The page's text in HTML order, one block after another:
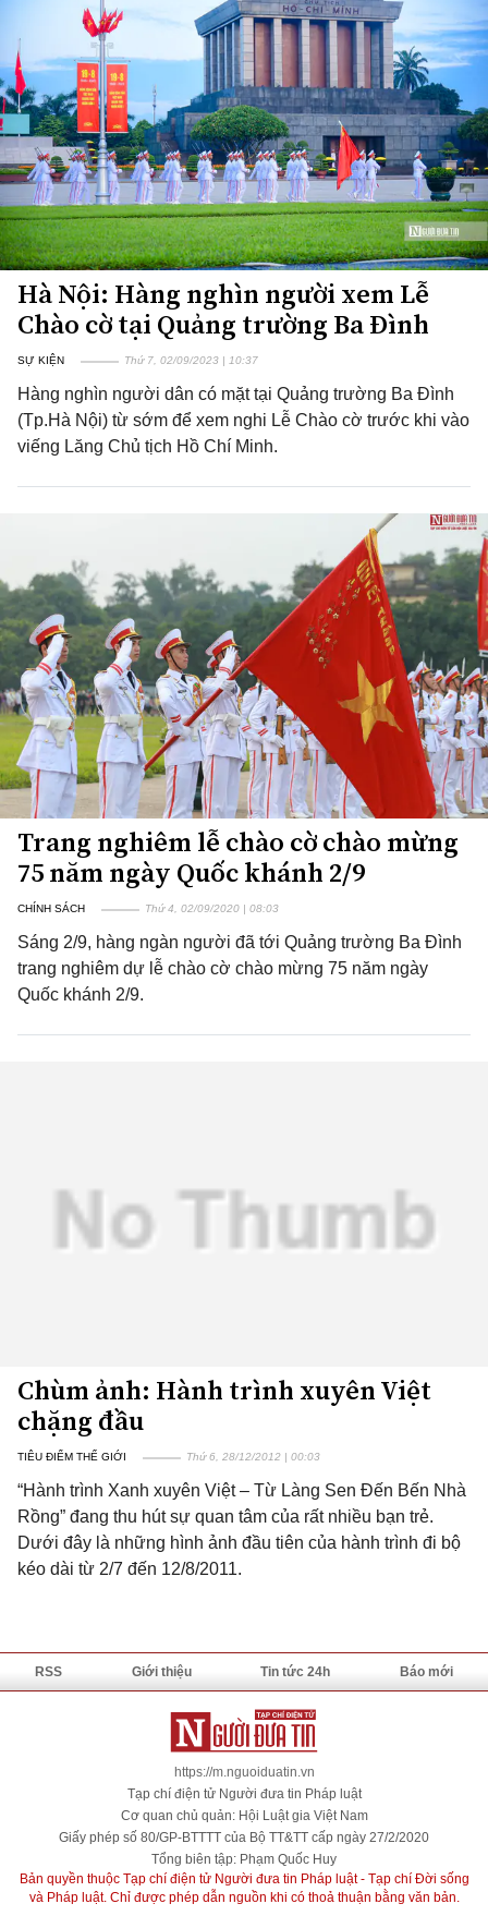
Hà Nội: Hàng nghìn người xem Lễ
Chào cờ tại Quảng trường Ba Đình
SỰ KIỆN Thứ 7, 02/09/2023 | 10:37
Hàng nghìn người dân có mặt tại Quảng trường Ba Đình
(Tp.Hà Nội) từ sớm để xem nghi Lễ Chào cờ trước khi vào
viếng Lăng Chủ tịch Hồ Chí Minh.
Trang nghiêm lễ chào cờ chào mừng
75 năm ngày Quốc khánh 2/9
CHÍNH SÁCH Thứ 4, 02/09/2020 | 08:03
Sáng 2/9, hàng ngàn người đã tới Quảng trường Ba Đình
trang nghiêm dự lễ chào cờ chào mừng 75 năm ngày
Quốc khánh 2/9.
Chùm ảnh: Hành trình xuyên Việt
chặng đầu
TIÊU ĐIỂM THẾ GIỚI Thứ 6, 28/12/2012 | 00:03
“Hành trình Xanh xuyên Việt – Từ Làng Sen Đến Bến Nhà
Rồng” đang thu hút sự quan tâm của rất nhiều bạn trẻ.
Dưới đây là những hình ảnh đầu tiên của hành trình đi bộ
kéo dài từ 2/7 đến 12/8/2011.
RSS Giới thiệu Tin tức 24h Báo mới
https://m.nguoiduatin.vn
Tạp chí điện tử Người đưa tin Pháp luật
Cơ quan chủ quản: Hội Luật gia Việt Nam
Giấy phép số 80/GP-BTTTT của Bộ TT&TT cấp ngày 27/2/2020
Tổng biên tập: Phạm Quốc Huy
Bản quyền thuộc Tạp chí điện tử Người đưa tin Pháp luật - Tạp chí Đời sống
và Pháp luật. Chỉ được phép dẫn nguồn khi có thoả thuận bằng văn bản.